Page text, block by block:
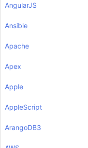
AngularJS
Ansible
Apache
Apex
Apple
AppleScript
ArangoDB3